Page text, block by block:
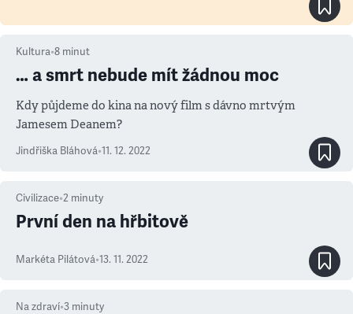
Kultura•8 minut
… a smrt nebude mít žádnou moc
Kdy půjdeme do kina na nový film s dávno mrtvým
Jamesem Deanem?
Jindřiška Bláhová•11. 12. 2022
Civilizace•2 minuty
První den na hřbitově
Markéta Pilátová•13. 11. 2022
Na zdraví•3 minuty